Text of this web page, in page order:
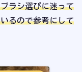
ラシ選びに迷って
るので参考にして